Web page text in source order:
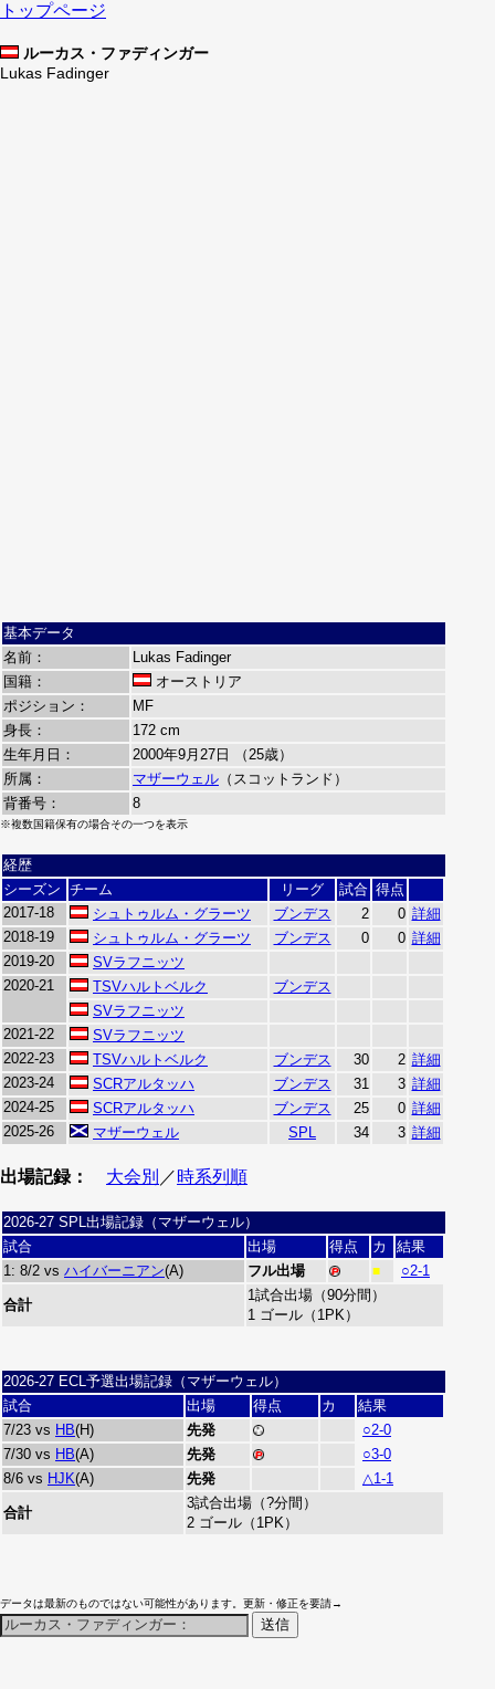
トップページ
ルーカス・ファディンガー
Lukas Fadinger
基本データ
名前：
Lukas Fadinger
国籍：
オーストリア
ポジション：
MF
身長：
172 cm
生年月日：
2000年9月27日 （25歳）
所属：
マザーウェル （スコットランド）
背番号：
8
※複数国籍保有の場合その一つを表示
経歴
シーズン チーム リーグ 試合 得点
2017-18
シュトゥルム・グラーツ ブンデス 2 0 詳細
2018-19
シュトゥルム・グラーツ ブンデス 0 0 詳細
2019-20
SVラフニッツ
2020-21
TSVハルトベルク
ブンデス
SVラフニッツ
2021-22
SVラフニッツ
2022-23
TSVハルトベルク ブンデス 30 2 詳細
2023-24
SCRアルタッハ ブンデス 31 3 詳細
2024-25
SCRアルタッハ ブンデス 25 0 詳細
2025-26
マザーウェル SPL 34 3 詳細
出場記録： 大会別 ／時系列順
2026-27 SPL出場記録（マザーウェル）
試合
出場 得点 カ
結果
1: 8/2 vs ハイバーニアン(A) フル出場 ■ ○2-1
合計
1試合出場（90分間）
1 ゴール（1PK）
2026-27 ECL予選出場記録（マザーウェル）
試合
出場 得点 カ
結果
7/23 vs HB(H) 先発
○2-0
7/30 vs HB(A) 先発
○3-0
8/6 vs HJK(A) 先発 △1-1
合計
3試合出場（?分間）
2 ゴール（1PK）
データは最新のものではない可能性があります。更新・修正を要請→